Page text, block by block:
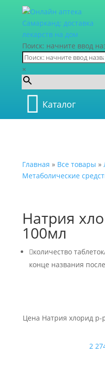
Поиск: начните ввод
×
Каталог
Главная » Все товары »
Метаболические
Натрия
100мл
количество
конце названия
Цена Натрия хлорид р-
2